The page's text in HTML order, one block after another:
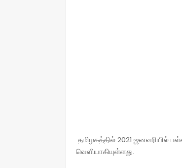
தமிழகத்தில் 2021 ஜனவரியில்
வெளியாகியுள்ளது.